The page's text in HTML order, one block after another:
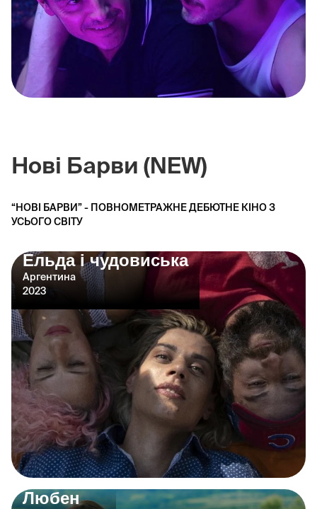
Нові Барви (NEW)
“НОВІ БАРВИ” - ПОВНОМЕТРАЖНЕ ДЕБЮТНЕ КІНО З
УСЬОГО СВІТУ
Ельда і чудовиська
Аргентина
2023
Любен